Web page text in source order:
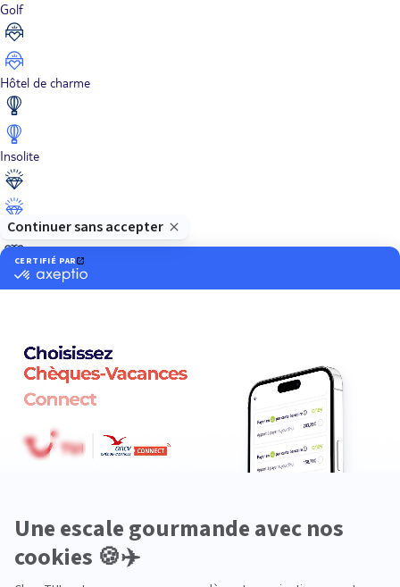
Golf
Hôtel de charme
Insolite
Luxe
Neige
Plongée
Premium